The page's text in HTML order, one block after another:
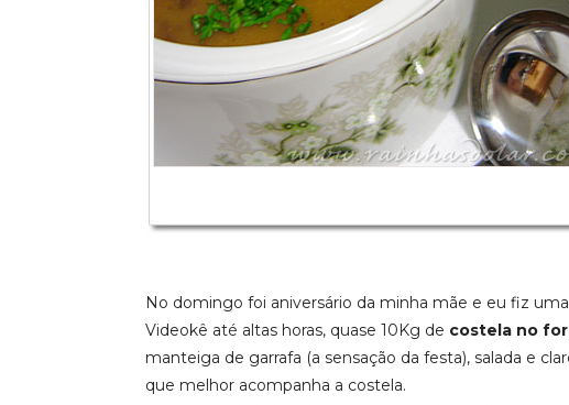
No domingo foi aniversário da minha mãe e eu fiz
Videokê até altas horas, quase 10Kg de costela no
manteiga de garrafa (a sensação da festa), salada e
que melhor acompanha a costela.